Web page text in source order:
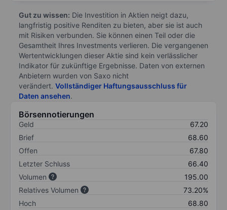
Gut zu wissen: Die Investition in Aktien neigt dazu,
langfristig positive Renditen zu bieten, aber sie ist auch
mit Risiken verbunden. Sie können einen Teil oder die
Gesamtheit Ihres Investments verlieren. Die vergangenen
Wertentwicklungen dieser Aktie sind kein verlässlicher
Indikator für zukünftige Ergebnisse. Daten von externen
Anbietern wurden von Saxo nicht
verändert. Vollständiger Haftungsausschluss für
Daten ansehen.
Börsennotierungen
Geld
67.20
Brief
68.60
Offen
67.80
Letzter Schluss
66.40
Volumen
195.00
Relatives Volumen
73.20%
Hoch
68.80